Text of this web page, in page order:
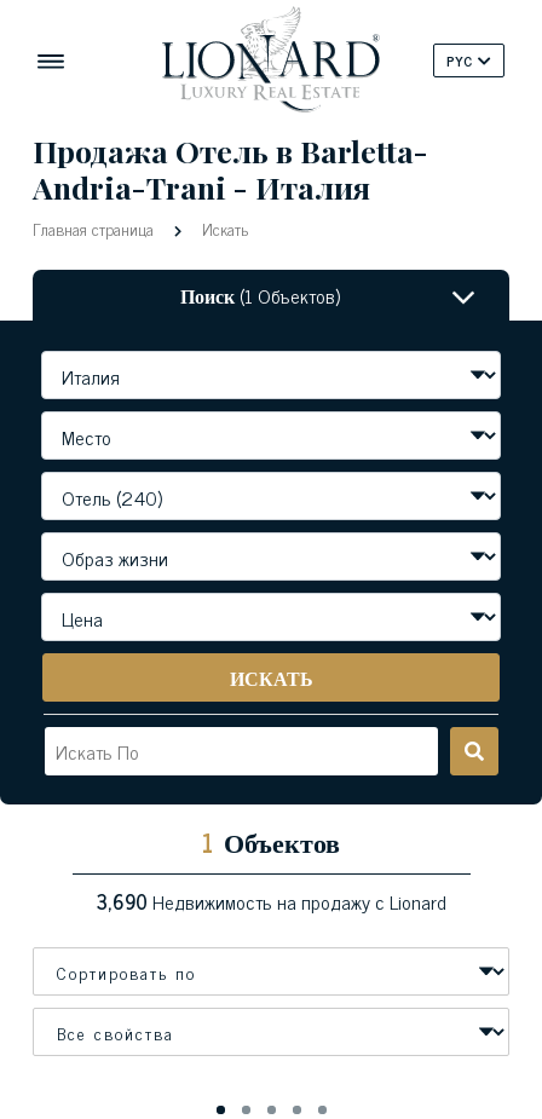
PYC
Продажа Отель в Barletta-
Andria-Trani - Италия
Главная страница Искать
Поиск(1 Объектов)
ИСКАТЬ
1 Объектов
3,690Недвижимость на продажу с Lionard